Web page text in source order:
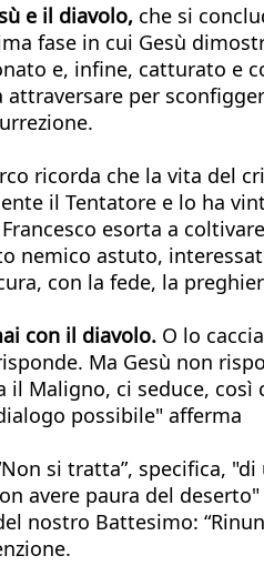
e il diavolo, che si
fase in cui Gesù
e, infine, catturato e
per
ricorda che la vita del
il Tentatore e lo ha
esorta a
nemico astuto,
con la fede, la
con il diavolo. O lo
Ma Gesù non
Maligno, ci seduce, così
possibile" afferma
si tratta”, specifica,
avere paura del
nostro Battesimo: